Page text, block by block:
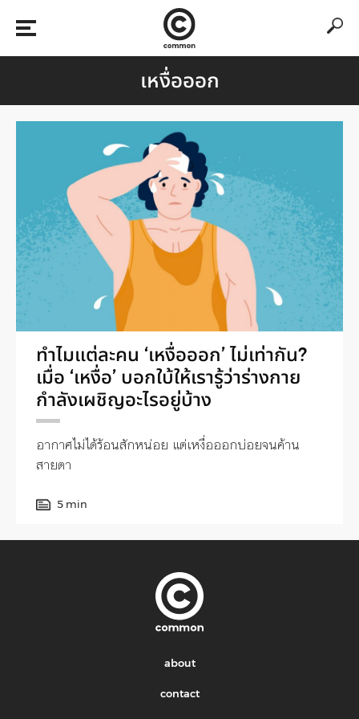
เหงื่อออก
ทำไมแต่ละคน ‘เหงื่อออก’ ไม่เท่ากัน?
เมื่อ ‘เหงื่อ’ บอกใบ้ให้เรารู้ว่าร่างกาย
กำลังเผชิญอะไรอยู่บ้าง
อากาศไม่ได้ร้อนสักหน่อย แต่เหงื่อออกบ่อยจนค้าน
สายตา
5 min
about
contact